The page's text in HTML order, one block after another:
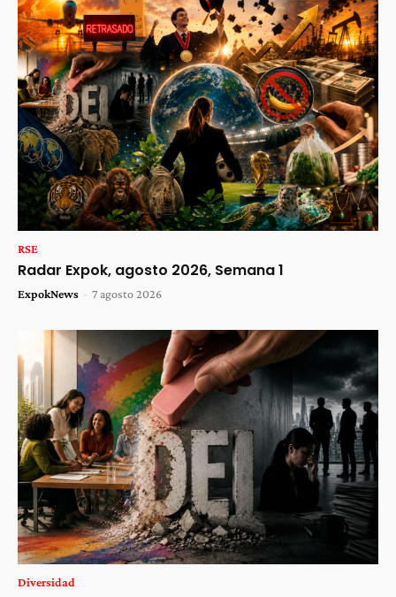
RSE
Radar Expok, agosto 2026, Semana 1
ExpokNews - 7 agosto 2026
Diversidad